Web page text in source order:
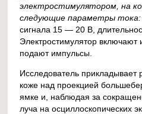
электростимулятором, на
следующие параметры тока:
сигнала 15 — 20 В,
Электростимулятор включают
подают импульсы.
Исследователь
коже над проекцией
ямке и, наблюдая за
луча на осциллоскопических